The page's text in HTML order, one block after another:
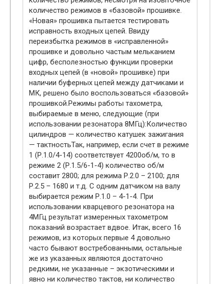
количество режимов в «базовой» прошивке.
«Новая» прошивка пытается тестировать
исправность входных цепей. Ввиду
переизбытка режимов в «исправленной»
прошивке и довольно частым мельканием
цифр, бесполезностью функции проверки
входных цепей (в «новой» прошивке) при
наличии буферных цепей между датчиками и
МК, решено было воспользоваться «базовой»
прошивкой.Режимы работы тахометра,
выбираемые в меню, следующие (при
использовании резонатора 8МГц):Количество
цилиндров — количество катушек зажигания
— тактностьТак, например, если счет в режиме
1 (Р.1.0/4-14) соответствует 4200об/м, то в
режиме 2 (Р.1.5/6-1-4) количество об/м
составит 2800; для режима Р.2.0 – 2100; для
Р.2.5 – 1680 и т.д. С одним датчиком на валу
выбирается режим Р.1.0 – 4-1-4. При
использовании кварцевого резонатора на
4МГц результат измеренных тахометром
показаний возрастает вдвое. Итак, всего 16
режимов, из которых первые 4 довольно
часто бывают востребованными, остальные
же из указанных являются достаточно
редкими, не указанные – экзотическими и
явно ни количество тактов, ни количество